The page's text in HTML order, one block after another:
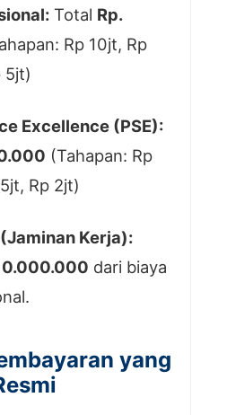
Total Rp.
Rp 10jt, Rp
5jt)
Excellence (PSE):
(Tahapan: Rp
Rp 2jt)
Kerja):
dari biaya
yang